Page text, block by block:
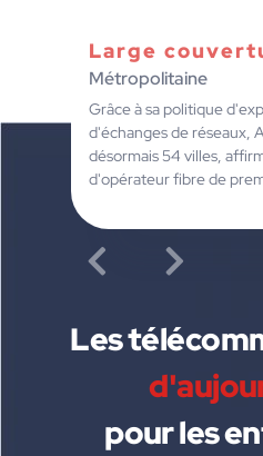
Large
Métropolitaine
Grâce à sa politique
d'échanges de réseaux,
désormais 54 villes,
d'opérateur fibre de
Les
pour les